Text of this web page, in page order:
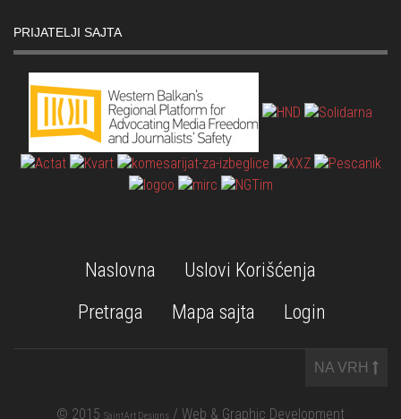
PRIJATELJI SAJTA
Naslovna
Uslovi Korišćenja
Pretraga
Mapa sajta Login
NA VRH
© 2015 SaintArt Designs / Web & Graphic Development